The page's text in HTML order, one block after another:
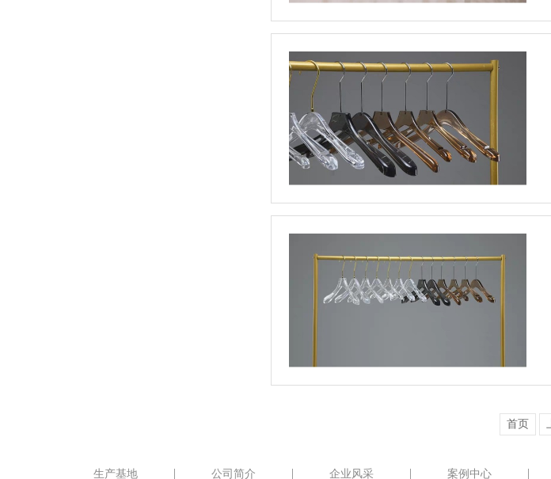
首页
生产基地 公司简介 企业风采 案例中心